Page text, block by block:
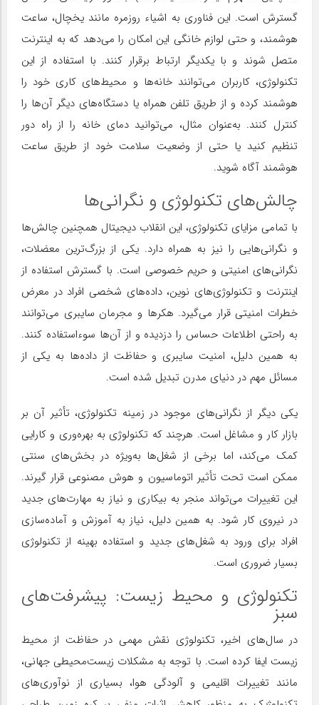
گسترش است. این فناوری به اشیاء روزمره مانند یخچال، ساعت
هوشمند، و حتی لوازم خانگی این امکان را می‌دهد که به اینترنت
متصل شوند و با یکدیگر ارتباط برقرار کنند. با استفاده از این
تکنولوژی، کاربران می‌توانند خانه‌ها و محیط‌های کاری خود را
هوشمند کرده و از طریق تلفن همراه یا دستگاه‌های دیگر آن‌ها را
کنترل کنند. به‌عنوان مثال، می‌توانید دمای خانه را از راه دور
تنظیم کنید یا حتی از وضعیت سلامت خود از طریق ساعت
هوشمند آگاه شوید.
چالش‌های تکنولوژی و نگرانی‌ها
با تمامی مزایای تکنولوژی، این انقلاب دیجیتال همچنین چالش‌ها
و نگرانی‌هایی را نیز به همراه دارد. یکی از بزرگ‌ترین معضلات،
نگرانی‌های امنیتی و حریم خصوصی است. با گسترش استفاده از
اینترنت و تکنولوژی‌های نوین، داده‌های شخصی افراد در معرض
خطرات امنیتی قرار می‌گیرد. هکرها و مجرمان سایبری می‌توانند
به راحتی اطلاعات حساس را دزدیده و از آن‌ها سوءاستفاده کنند.
به همین دلیل، امنیت سایبری و حفاظت از داده‌ها به یکی از
مسائل مهم در دنیای مدرن تبدیل شده است.
یکی دیگر از نگرانی‌های موجود در زمینه تکنولوژی، تأثیر آن بر
بازار کار و مشاغل است. هرچند که تکنولوژی به بهره‌وری و کارایی
کمک می‌کند، اما برخی از شغل‌ها به‌ویژه در بخش‌های سنتی
ممکن است تحت تأثیر اتوماسیون و هوش مصنوعی قرار گیرند.
این تغییرات می‌تواند منجر به بیکاری و نیاز به مهارت‌های جدید
در نیروی کار شود. به همین دلیل، نیاز به آموزش و آماده‌سازی
افراد برای ورود به شغل‌های جدید و استفاده بهینه از تکنولوژی
بسیار ضروری است.
تکنولوژی و محیط زیست: پیشرفت‌های
سبز
در سال‌های اخیر، تکنولوژی نقش مهمی در حفاظت از محیط
زیست ایفا کرده است. با توجه به مشکلات زیست‌محیطی جهانی،
مانند تغییرات اقلیمی و آلودگی هوا، بسیاری از نوآوری‌های